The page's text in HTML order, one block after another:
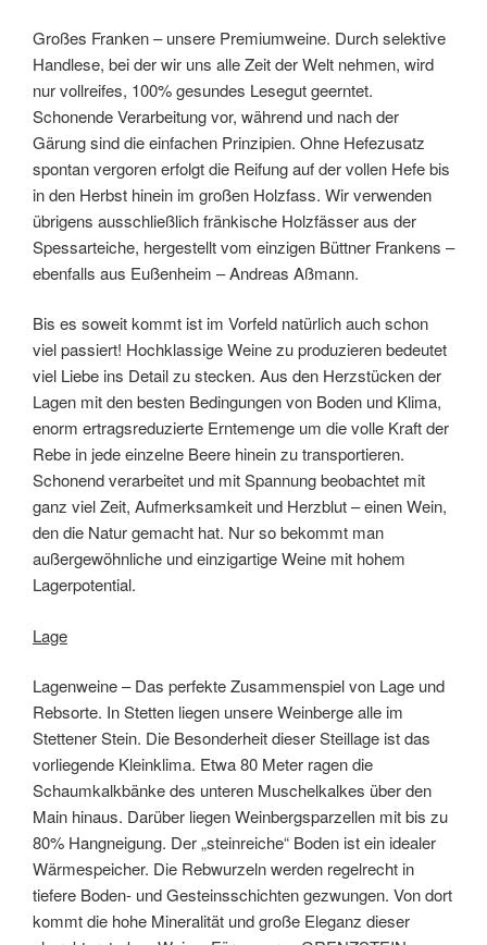
Großes Franken – unsere Premiumweine. Durch selektive
Handlese, bei der wir uns alle Zeit der Welt nehmen, wird
nur vollreifes, 100% gesundes Lesegut geerntet.
Schonende Verarbeitung vor, während und nach der
Gärung sind die einfachen Prinzipien. Ohne Hefezusatz
spontan vergoren erfolgt die Reifung auf der vollen Hefe bis
in den Herbst hinein im großen Holzfass. Wir verwenden
übrigens ausschließlich fränkische Holzfässer aus der
Spessarteiche, hergestellt vom einzigen Büttner Frankens –
ebenfalls aus Eußenheim – Andreas Aßmann.
Bis es soweit kommt ist im Vorfeld natürlich auch schon
viel passiert! Hochklassige Weine zu produzieren bedeutet
viel Liebe ins Detail zu stecken. Aus den Herzstücken der
Lagen mit den besten Bedingungen von Boden und Klima,
enorm ertragsreduzierte Erntemenge um die volle Kraft der
Rebe in jede einzelne Beere hinein zu transportieren.
Schonend verarbeitet und mit Spannung beobachtet mit
ganz viel Zeit, Aufmerksamkeit und Herzblut – einen Wein,
den die Natur gemacht hat. Nur so bekommt man
außergewöhnliche und einzigartige Weine mit hohem
Lagerpotential.
Lage
Lagenweine – Das perfekte Zusammenspiel von Lage und
Rebsorte. In Stetten liegen unsere Weinberge alle im
Stettener Stein. Die Besonderheit dieser Steillage ist das
vorliegende Kleinklima. Etwa 80 Meter ragen die
Schaumkalkbänke des unteren Muschelkalkes über den
Main hinaus. Darüber liegen Weinbergsparzellen mit bis zu
80% Hangneigung. Der „steinreiche“ Boden ist ein idealer
Wärmespeicher. Die Rebwurzeln werden regelrecht in
tiefere Boden- und Gesteinsschichten gezwungen. Von dort
kommt die hohe Mineralität und große Eleganz dieser